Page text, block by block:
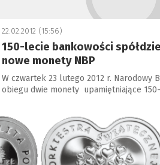
22.02.2012 (15:56)
150-lecie bankowości
nowe monety NBP
W czwartek 23 lutego 2012 r. Narodowy
obiegu dwie monety upamiętniające